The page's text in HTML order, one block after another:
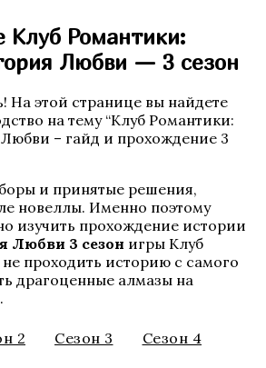
Вечности
Клуб Романтики:
Любви — 3 сезон
На этой странице вы найдете
на тему “Клуб Романтики:
– гайд и прохождение 3
и принятые решения,
новеллы. Именно поэтому
изучить прохождение истории
Любви 3 сезон игры Клуб
проходить историю с самого
драгоценные алмазы на
2 Сезон 3 Сезон 4